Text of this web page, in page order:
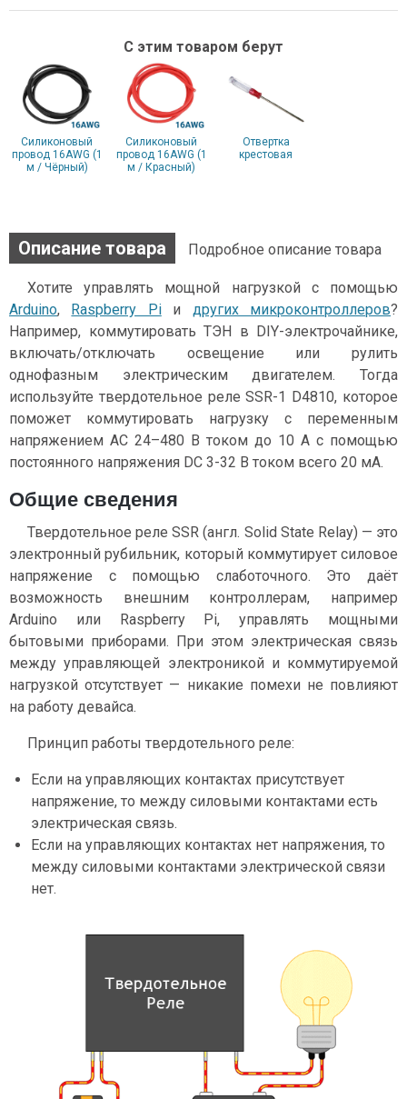
С этим товаром берут
Силиконовый
провод 16AWG (1
м / Чёрный)
Силиконовый
провод 16AWG (1
м / Красный)
Отвертка
крестовая
Описание товара Подробное описание товара
Хотите управлять мощной нагрузкой с помощью
Arduino, Raspberry Piи других микроконтроллеров?
Например, коммутировать ТЭН в DIY-электрочайнике,
включать/отключать освещение или рулить
однофазным электрическим двигателем. Тогда
используйте твердотельное реле SSR-1 D4810, которое
поможет коммутировать нагрузку с переменным
напряжением AC 24–480 В током до 10 А с помощью
постоянного напряжения DC 3-32 В током всего 20 мА.
Общие сведения
Твердотельное реле SSR (англ. Solid State Relay) — это
электронный рубильник, который коммутирует силовое
напряжение с помощью слаботочного. Это даёт
возможность внешним контроллерам, например
Arduino или Raspberry Pi, управлять мощными
бытовыми приборами. При этом электрическая связь
между управляющей электроникой и коммутируемой
нагрузкой отсутствует — никакие помехи не повлияют
на работу девайса.
Принцип работы твердотельного реле:
Если на управляющих контактах присутствует
напряжение, то между силовыми контактами есть
электрическая связь.
Если на управляющих контактах нет напряжения, то
между силовыми контактами электрической связи
нет.